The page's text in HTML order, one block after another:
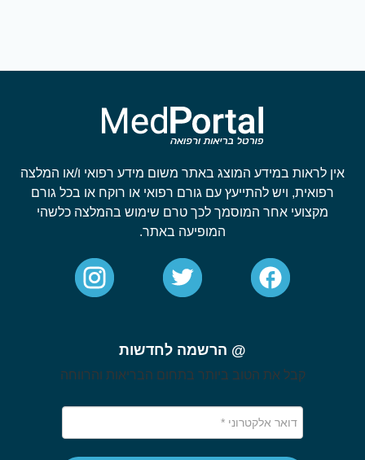
אין לראות במידע המוצג באתר משום מידע רפואי ו/או המלצה
רפואית, ויש להתייעץ עם גורם רפואי או רוקח או בכל גורם
מקצועי אחר המוסמך לכך טרם שימוש בהמלצה כלשהי
המופיעה באתר.
@ הרשמה לחדשות
קבל את הטוב ביותר בתחום הבריאות והרווחה